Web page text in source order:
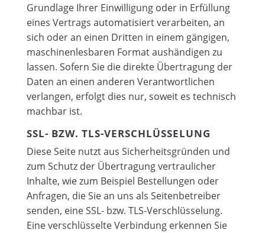
Grundlage Ihrer Einwilligung oder in Erfüllung
eines Vertrags automatisiert verarbeiten, an
sich oder an einen Dritten in einem gängigen,
maschinenlesbaren Format aushändigen zu
lassen. Sofern Sie die direkte Übertragung der
Daten an einen anderen Verantwortlichen
verlangen, erfolgt dies nur, soweit es technisch
machbar ist.
SSL- BZW. TLS-VERSCHLÜSSELUNG
Diese Seite nutzt aus Sicherheitsgründen und
zum Schutz der Übertragung vertraulicher
Inhalte, wie zum Beispiel Bestellungen oder
Anfragen, die Sie an uns als Seitenbetreiber
senden, eine SSL- bzw. TLS-Verschlüsselung.
Eine verschlüsselte Verbindung erkennen Sie